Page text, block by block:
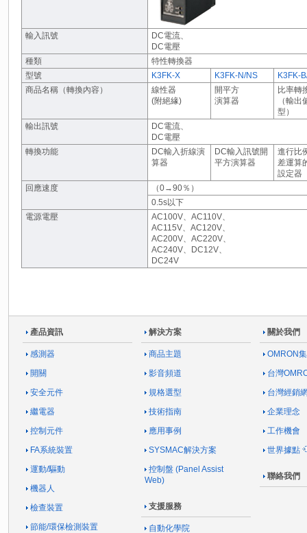
輸入訊號
DC電流、
DC電壓
種類
特性轉換器
型號
K3FK-X K3FK-N/NS
K3FK-
商品名稱（轉換內容）
線性器
(附絕緣)
開平方
演算器
比率轉
（輸出
型）
輸出訊號
DC電流、
DC電壓
轉換功能
DC輸入折線演
算器
DC輸入訊號開
平方演算器
進行比
差運算
設定器
回應速度
（0→90％）
0.5s以下
電源電壓
AC100V、AC110V、
AC115V、AC120V、
AC200V、AC220V、
AC240V、DC12V、
DC24V
產品資訊
感測器
開關
安全元件
繼電器
控制元件
FA系統裝置
運動/驅動
機器人
檢查裝置
節能/環保檢測裝置
解決方案
商品主題
影音頻道
規格選型
技術指南
應用事例
SYSMAC解決方案
控制盤 (Panel Assist
Web)
支援服務
自動化學院
關於我們
OMRON
台灣
台灣經銷
企業理念
工作機會
世界據點
聯絡我們